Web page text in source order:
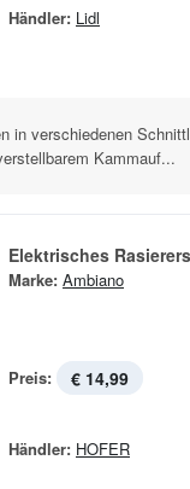
Händler: Lidl
in verschiedenen
Kammauf...
Elektrisches
Marke: Ambiano
Preis: € 14,99
Händler: HOFER